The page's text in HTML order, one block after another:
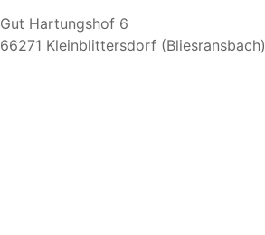
Gut Hartungshof 6
66271 Kleinblittersdorf (Bliesransbach)